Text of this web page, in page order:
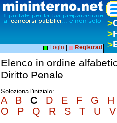
>
>
>
Login Registrati
Elenco in ordine
Diritto Penale
Seleziona l'iniziale:
A B C D E F G H
O
P Q R S T U V